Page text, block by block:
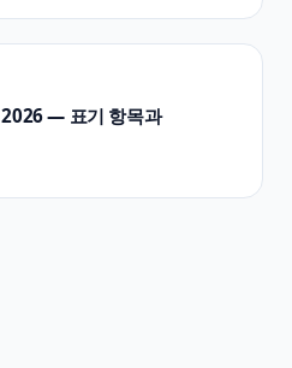
— 표기 항목과